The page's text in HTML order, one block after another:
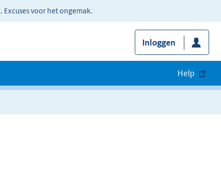
voor het ongemak.
Inloggen
Help